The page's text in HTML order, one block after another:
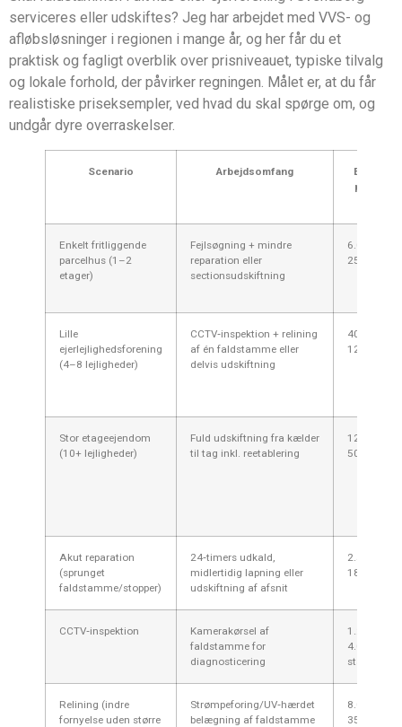
serviceres eller udskiftes? Jeg har arbejdet med VVS- og
afløbsløsninger i regionen i mange år, og her får du et
praktisk og fagligt overblik over prisniveauet, typiske tilvalg
og lokale forhold, der påvirker regningen. Målet er, at du får
realistiske priseksempler, ved hvad du skal spørge om, og
undgår dyre overraskelser.
Scenario Arbejdsomfang
Estimeret
pris (inkl.
Enkelt fritliggende
parcelhus (1–2
etager)
Fejlsøgning + mindre
reparation eller
sectionsudskiftning
6.000–
25.000 kr.
Lille
ejerlejlighedsforening
(4–8 lejligheder)
CCTV‑inspektion + relining
af én faldstamme eller
delvis udskiftning
40.000–
120.000 kr.
Stor etageejendom
(10+ lejligheder)
Fuld udskiftning fra kælder
til tag inkl. reetablering
120.000–
500.000+
Akut reparation
(sprunget
faldstamme/stopper)
24‑timers udkald,
midlertidig lapning eller
udskiftning af afsnit
2.500–
18.000 kr.
CCTV‑inspektion
Kamerakørsel af
faldstamme for
diagnosticering
1.200–
4.000 kr. pr.
stamme
Relining (indre
fornyelse uden større
Strømpeforing/UV‑hærdet
belægning af faldstamme
8.000–
35.000 kr.